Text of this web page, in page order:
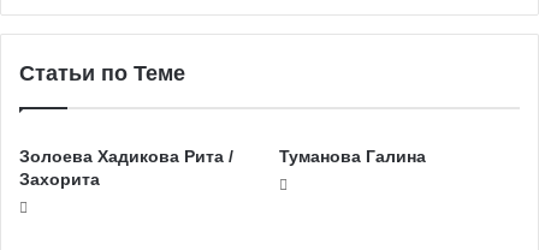
Статьи по Теме
Золоева Хадикова Рита /
Захорита
Туманова Галина